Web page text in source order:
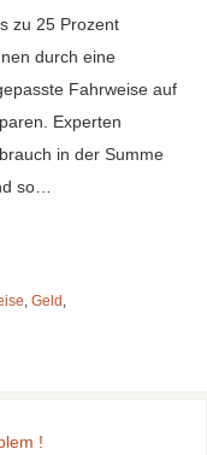
zu 25 Prozent
durch eine
Fahrweise auf
Experten
in der Summe
so…
, Geld ,
!